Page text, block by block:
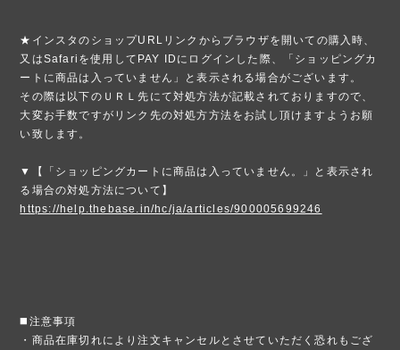
★インスタのショップURLリンクからブラウザを開いての購入時、
又はSafariを使用してPAY IDにログインした際、「ショッピングカ
ートに商品は入っていません」と表示される場合がございます。
その際は以下のＵＲＬ先にて対処方法が記載されておりますので、
大変お手数ですがリンク先の対処方方法をお試し頂けますようお願
い致します。
▼【「ショッピングカートに商品は入っていません。」と表示され
る場合の対処方法について】
https://help.thebase.in/hc/ja/articles/900005699246
◼️注意事項
・商品在庫切れにより注文キャンセルとさせていただく恐れもござ